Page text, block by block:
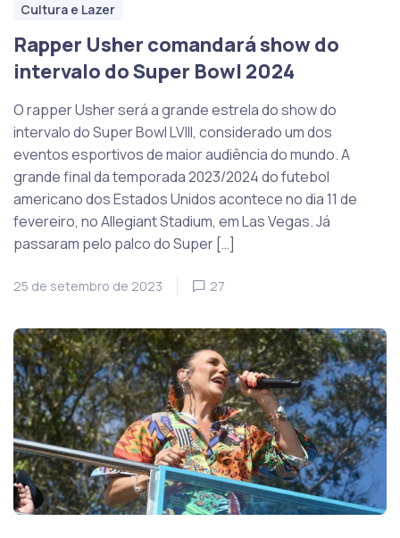
Cultura e Lazer
Rapper Usher comandará show do
intervalo do Super Bowl 2024
O rapper Usher será a grande estrela do show do
intervalo do Super Bowl LVIII, considerado um dos
eventos esportivos de maior audiência do mundo. A
grande final da temporada 2023/2024 do futebol
americano dos Estados Unidos acontece no dia 11 de
fevereiro, no Allegiant Stadium, em Las Vegas. Já
passaram pelo palco do Super […]
25 de setembro de 2023 27